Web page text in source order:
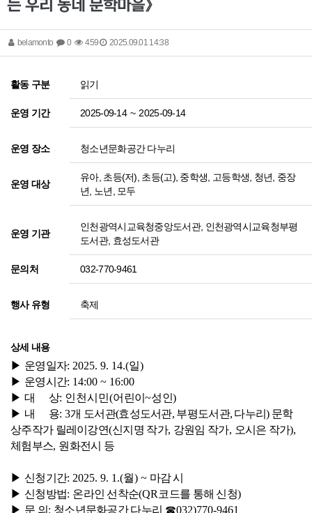
는 우리 동네 문학마을》
belamonto 0 459 2025.09.01 14:38
활동 구분 읽기
운영 기간 2025-09-14 ~ 2025-09-14
운영 장소 청소년문화공간 다누리
운영 대상
유아, 초등(저), 초등(고), 중학생, 고등학생, 청년, 중장
년, 노년, 모두
운영 기관
인천광역시교육청중앙도서관, 인천광역시교육청부평
도서관, 효성도서관
문의처 032-770-9461
행사 유형 축제
상세 내용
▶ 운영일자: 2025. 9. 14.(일)
▶ 운영시간: 14:00 ~ 16:00
▶ 대 상: 인천시민(어린이~성인)
▶ 내 용: 3개 도서관(효성도서관, 부평도서관, 다누리) 문학
상주작가 릴레이강연(신지명 작가, 강원임 작가, 오시은 작가),
체험부스, 원화전시 등
▶ 신청기간: 2025. 9. 1.(월) ~ 마감 시
▶ 신청방법: 온라인 선착순(QR 코드를 통해 신청)
▶ 문 의 : 청소년문화공간 다누리 ☎032)770-9461